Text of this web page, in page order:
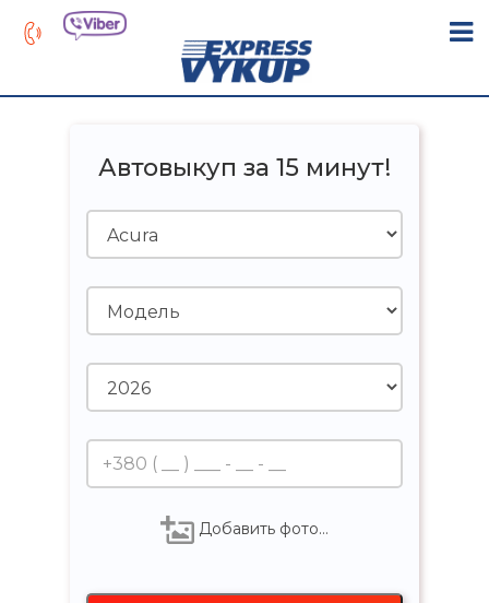
Автовыкуп за 15 минут!
Добавить фото…